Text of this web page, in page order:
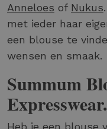
Anneloes of Nukus
met ieder haar
een blouse te
wensen en smaak.
Summum
Heb je een blouse